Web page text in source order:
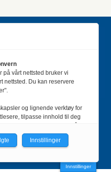
og eldste magasin for
195 000 månedlige
90 000 eksemplarer.
og utgis av Norges
Innstillinger
på vårt nettsted bruker vi
nettsted. Du kan reservere
og lignende verktøy for
tilpasse innhold til deg
til medlemmene i
fra dine besøk på tvers av
Innstillinger